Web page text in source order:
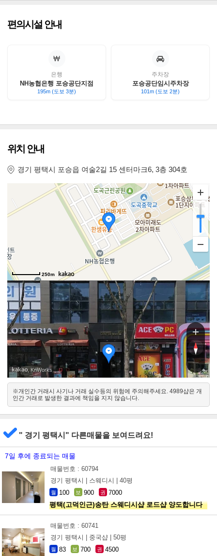
편의시설 안내
은행
NH농협은행 포승공단지점
195m (도보 3분)
주차장
포승공단임시주차장
101m (도보 2분)
위치 안내
경기 평택시 포승읍 여술2길 15 센터마크6, 3층 304호
250m
술
술
남동
, KnWorks
※개인간 거래시 사기나 거래 실수등의 위험에 주의해주세요. 4989샵은 개
인간 거래로 발생한 결과에 책임을 지지 않습니다.
" 경기 평택시" 다른매물을 보여드려요!
7일 후에 종료되는 매물
매물번호 : 60794
경기 평택시 |
스웨디시 | 40평
월 100 보 900 권 7000
평택(고덕인근)송탄 스웨디시샵 로드샵 양도합니다
매물번호 : 60741
경기 평택시 |
중국샵 | 50평
월 83 보 700 권 4500